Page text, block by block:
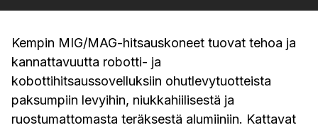
Kempin MIG/MAG-hitsauskoneet tuovat tehoa ja
kannattavuutta robotti- ja
kobottihitsaussovelluksiin ohutlevytuotteista
paksumpiin levyihin, niukkahiilisestä ja
ruostumattomasta teräksestä alumiiniin. Kattavat